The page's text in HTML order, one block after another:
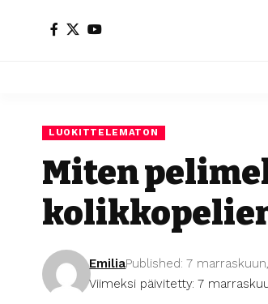
LUOKITTELEMATON
Miten
Viimeksi päivitetty: 7
EmiliaPublished: 7